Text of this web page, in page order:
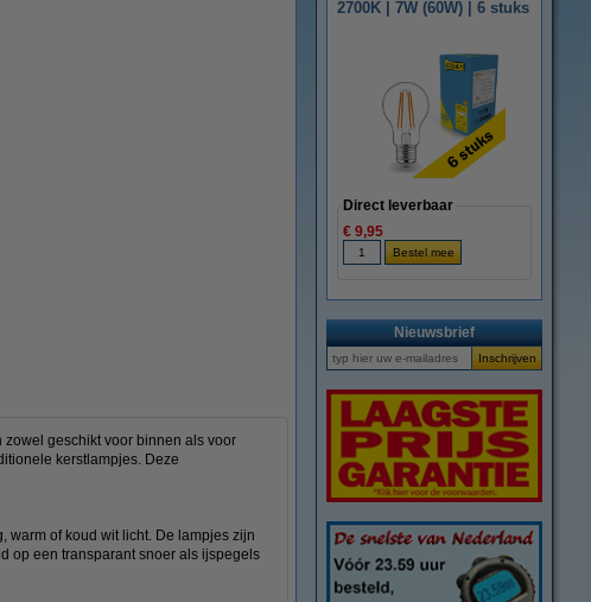
vergroten
geschikt voor binnen als voor
kerstlampjes. Deze
warm of koud wit licht. De lampjes zijn
op een transparant snoer als ijspegels
2700K | 7W (60W) | 6 stuks
Direct leverbaar
€ 9,95
Nieuwsbrief